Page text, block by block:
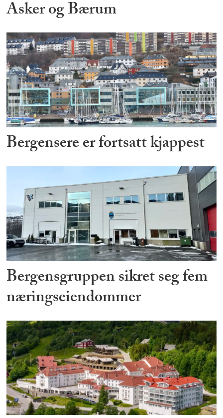
Asker og Bærum
Bergensere er fortsatt kjappest
Bergensgruppen sikret seg fem
næringseiendommer